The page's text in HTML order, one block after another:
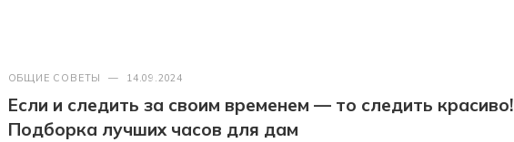
ОБЩИЕ СОВЕТЫ — 14.09.2024
Если и следить за своим временем — то следить красиво!
Подборка лучших часов для дам